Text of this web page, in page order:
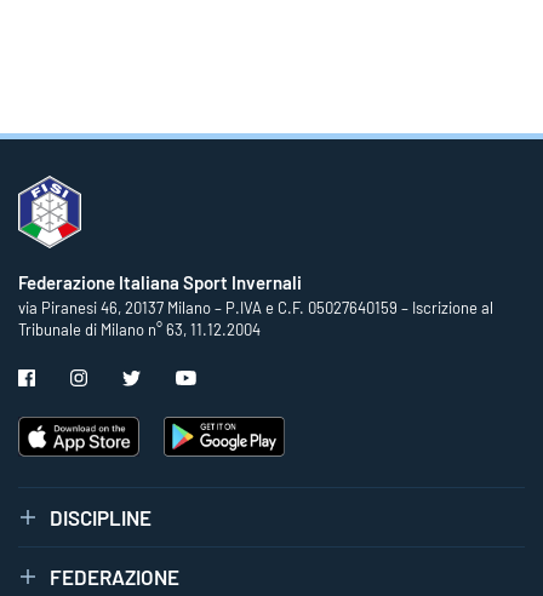
Federazione Italiana Sport Invernali
via Piranesi 46, 20137 Milano – P.IVA e C.F. 05027640159 – Iscrizione al
Tribunale di Milano n° 63, 11.12.2004
DISCIPLINE
FEDERAZIONE